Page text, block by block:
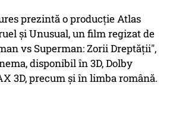
prezintă o producţie Atlas
şi Unusual, un film regizat de
vs Superman: Zorii Dreptăţii",
disponibil în 3D, Dolby
3D, precum şi în limba română.